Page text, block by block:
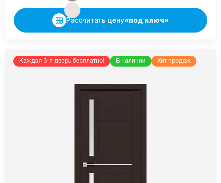
Рассчитать цену«под ключ»
Каждая 3-я дверь бесплатно! В наличии Хит продаж